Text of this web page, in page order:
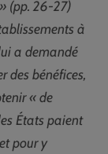
(pp. 26-27)
à
a demandé
des bénéfices,
« de
États paient
pour y